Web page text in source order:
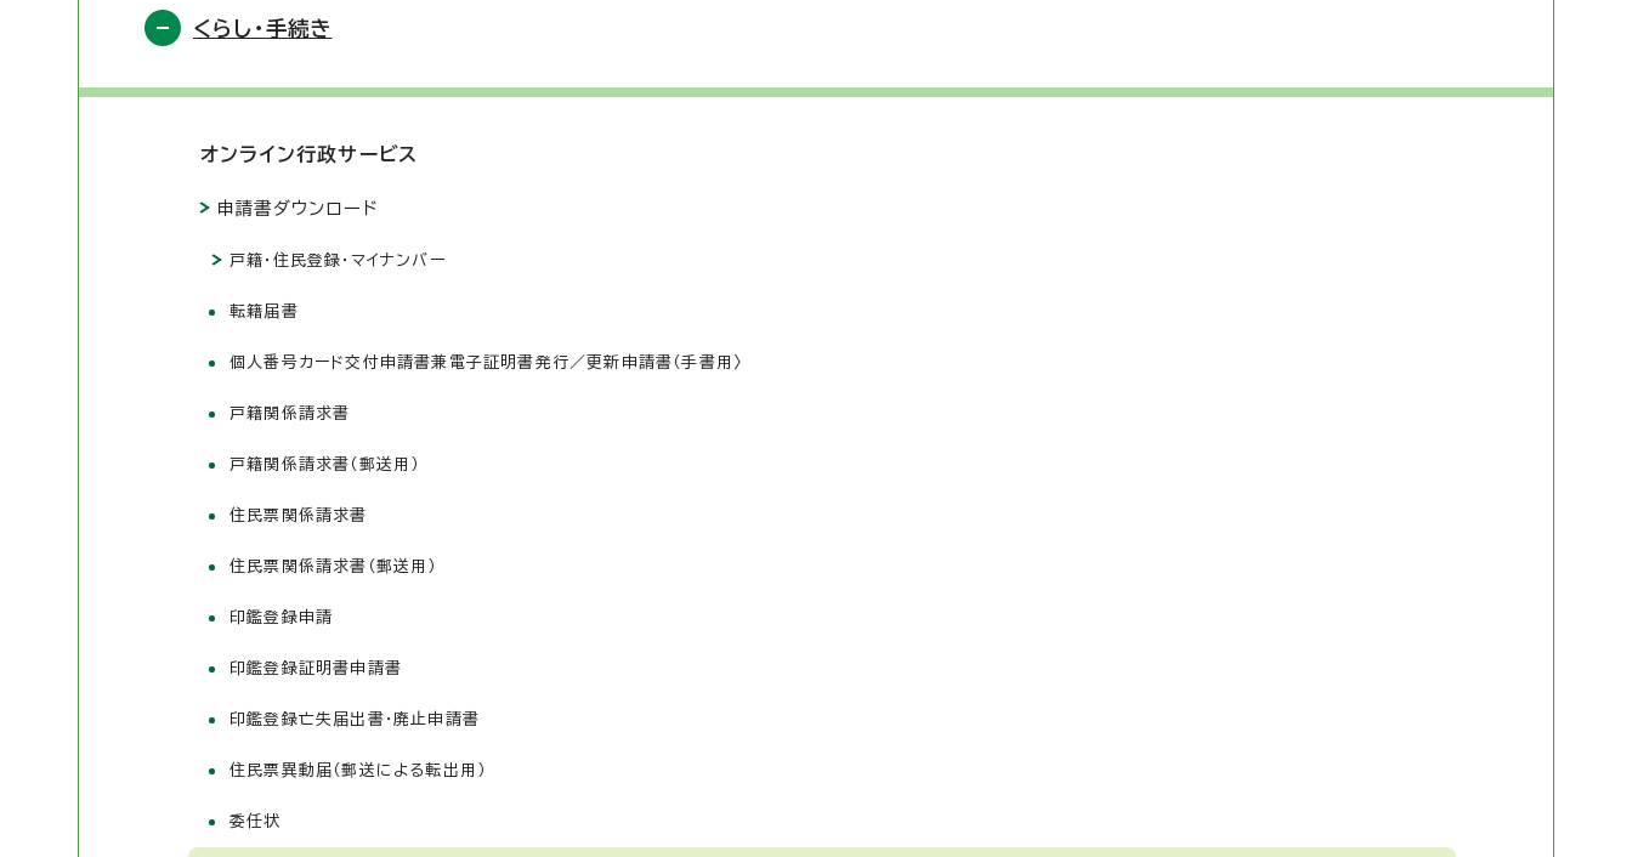
くらし・手続き
オンライン行政サービス
申請書ダウンロード
戸籍・住民登録・マイナンバー
転籍届書
個人番号カード交付申請書兼電子証明書発行／更新申請書（手書用〉
戸籍関係請求書
戸籍関係請求書（郵送用）
住民票関係請求書
住民票関係請求書（郵送用）
印鑑登録申請
印鑑登録証明書申請書
印鑑登録亡失届出書・廃止申請書
住民票異動届（郵送による転出用）
委任状